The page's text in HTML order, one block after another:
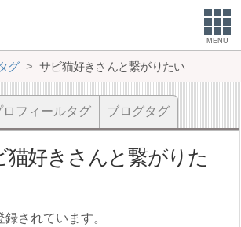
MENU
グ サビ猫好きさんと繋がりたい
ロフィールタグ ブログタグ
猫好きさんと繋がりた
されています。